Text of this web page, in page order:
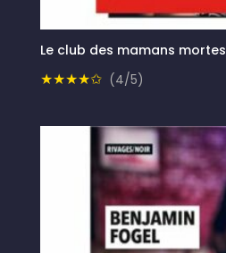
Le club des mamans mortes
★★★★✩ (4/5)